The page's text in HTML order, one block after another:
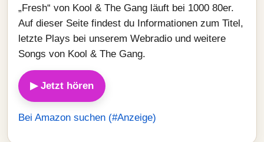
„Fresh“ von Kool & The Gang läuft bei 1000 80er.
Auf dieser Seite findest du Informationen zum Titel,
letzte Plays bei unserem Webradio und weitere
Songs von Kool & The Gang.
▶ Jetzt hören
Bei Amazon suchen (#Anzeige)